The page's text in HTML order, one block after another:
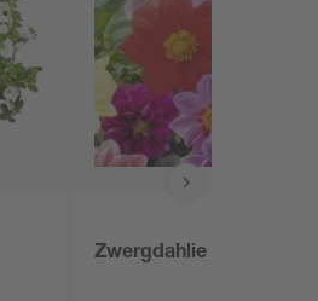
Zwergdahlie